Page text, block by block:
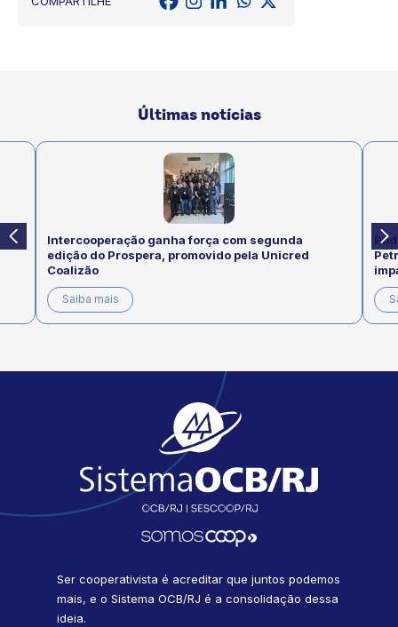
Últimas notícias
Intercooperação ganha força com segunda
edição do Prospera, promovido pela Unicred
Coalizão
Saiba mais
Ser cooperativista é acreditar que juntos podemos
mais, e o Sistema OCB/RJ é a consolidação dessa
ideia.